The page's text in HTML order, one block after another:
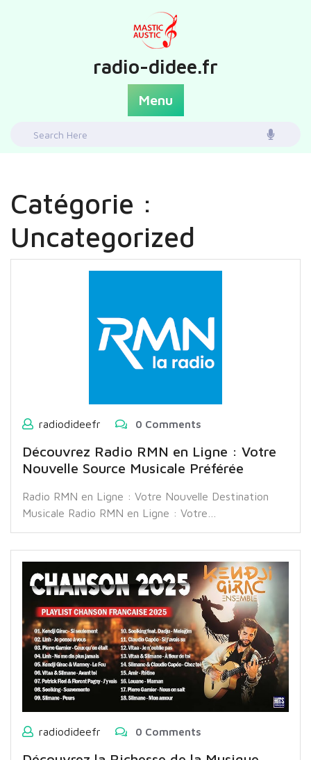
radio-didee.fr
Menu
Search
Catégorie :
Uncategorized
radiodideefr 0 Comments
Découvrez Radio RMN en Ligne : Votre
Nouvelle Source Musicale Préférée
Radio RMN en Ligne : Votre Nouvelle Destination
Musicale Radio RMN en Ligne : Votre…
radiodideefr 0 Comments